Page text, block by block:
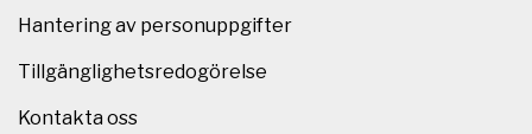
Hantering av personuppgifter
Tillgänglighetsredogörelse
Kontakta oss